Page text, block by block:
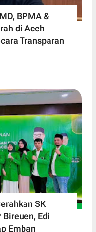
BPMA &
di Aceh
Transparan
SK
Bireuen, Edi
Emban